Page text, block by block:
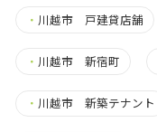
・ 川越市 戸建貸店舗
・ 川越市 新宿町
・ 川越市 新築テナント